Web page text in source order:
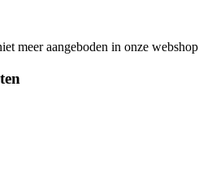
meer aangeboden in onze webshop